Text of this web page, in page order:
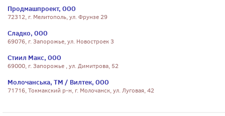
Продмашпроект, ООО
72312, г. Мелитополь, ул. Фрунзе 29
Сладко, ООО
69076, г. Запорожье, ул. Новостроек 3
Стиил Макс, ООО
69000, г. Запорожье , ул. Димитрова, 52
Молочанська, ТМ / Вилтек, ООО
71716, Токмакский р-н, г. Молочанск, ул. Луговая, 42